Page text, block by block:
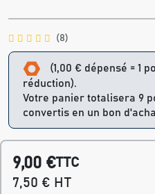
(8)
(1,00 € dépensé = 1
réduction).
Votre panier totalisera 9
convertis en un bon
9,00 €TTC
7,50 € HT